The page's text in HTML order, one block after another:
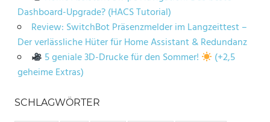
Dashboard-Upgrade? (HACS Tutorial)
Review: SwitchBot Präsenzmelder im Langzeittest –
Der verlässliche Hüter für Home Assistant & Redundanz
5 geniale 3D-Drucke für den Sommer!
(+2,5
geheime Extras)
SCHLAGWÖRTER